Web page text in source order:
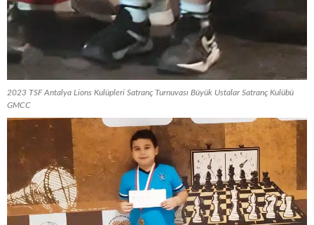
2023 TSF Antalya Lions Kulüpleri Satranç Turnuvası Büyük Ustalar Satranç Kulübü
GMCC